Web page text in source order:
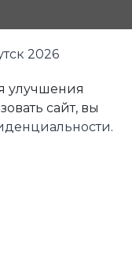
2026
улучшения
сайт, вы
.